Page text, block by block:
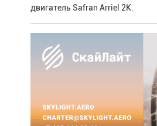
двигатель Safran Arriel 2K.